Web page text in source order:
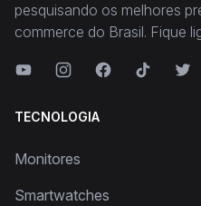
pesquisando os melhores
commerce do Brasil. Fique
TECNOLOGIA
Monitores
Smartwatches